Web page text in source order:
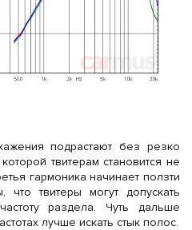
подрастают без резко
твитерам становится не
гармоника начинает ползти
твитеры могут допускать
раздела. Чуть дальше
лучше искать стык полос.